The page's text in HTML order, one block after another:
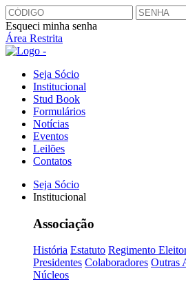
Esqueci minha senha
Área Restrita
Seja Sócio
Institucional
Stud Book
Formulários
Notícias
Eventos
Leilões
Contatos
Seja Sócio
Institucional
Associação
História Estatuto Regimento
Presidentes Colaboradores Outras
Núcleos